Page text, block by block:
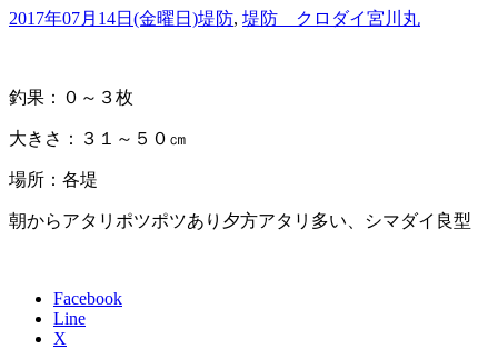
2017年07月14日(金曜日)堤防, 堤防 クロダイ宮川丸
釣果：０～３枚
大きさ：３１～５０㎝
場所：各堤
朝からアタリポツポツあり夕方アタリ多い、シマダイ良型
Facebook
Line
X